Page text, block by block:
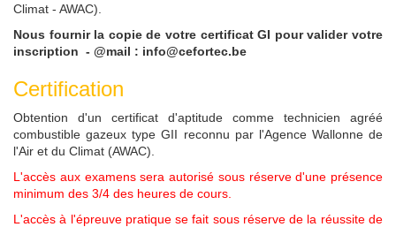
Climat - AWAC).
Nous fournir la copie de votre certificat GI pour valider votre
inscription - @mail : info@cefortec.be
Certification
Obtention d'un certificat d'aptitude comme technicien agréé
combustible gazeux type GII reconnu par l'Agence Wallonne de
l'Air et du Climat (AWAC).
L'accès aux examens sera autorisé sous réserve d'une présence
minimum des 3/4 des heures de cours.
L'accès à l'épreuve pratique se fait sous réserve de la réussite de